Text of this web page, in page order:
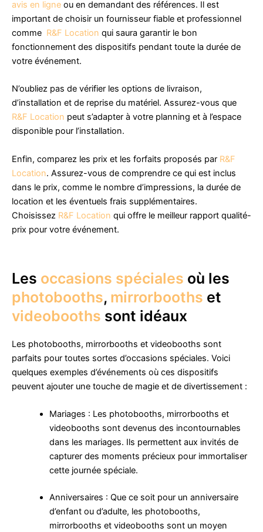
avis en ligne ou en demandant des références. Il est
important de choisir un fournisseur fiable et professionnel
comme R&F Location qui saura garantir le bon
fonctionnement des dispositifs pendant toute la durée de
votre événement.
N’oubliez pas de vérifier les options de livraison,
d’installation et de reprise du matériel. Assurez-vous que
R&F Location peut s’adapter à votre planning et à l’espace
disponible pour l’installation.
Enfin, comparez les prix et les forfaits proposés par R&F
Location. Assurez-vous de comprendre ce qui est inclus
dans le prix, comme le nombre d’impressions, la durée de
location et les éventuels frais supplémentaires.
Choisissez R&F Location qui offre le meilleur rapport qualité-
prix pour votre événement.
Les occasions spéciales où les
photobooths, mirrorbooths et
videobooths sont idéaux
Les photobooths, mirrorbooths et videobooths sont
parfaits pour toutes sortes d’occasions spéciales. Voici
quelques exemples d’événements où ces dispositifs
peuvent ajouter une touche de magie et de divertissement :
Mariages : Les photobooths, mirrorbooths et
videobooths sont devenus des incontournables
dans les mariages. Ils permettent aux invités de
capturer des moments précieux pour immortaliser
cette journée spéciale.
Anniversaires : Que ce soit pour un anniversaire
d’enfant ou d’adulte, les photobooths,
mirrorbooths et videobooths sont un moyen